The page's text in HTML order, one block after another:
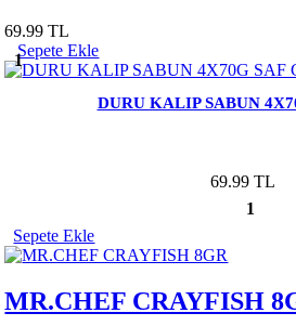
69.99 TL
1
Sepete Ekle
DURU KALIP SABUN
69.99 TL
1
Sepete Ekle
MR.CHEF CRAYFISH